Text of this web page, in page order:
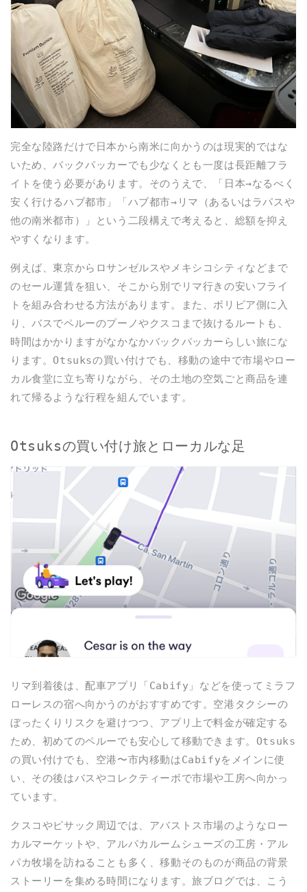
完全な陸路だけで日本から南米に向かうのは現実的ではな
いため、バックパッカーでも少なくとも一度は長距離フラ
イトを使う必要があります。そのうえで、「日本→なるべく
安く行けるハブ都市」「ハブ都市→リマ（あるいはラパスや
他の南米都市）」という二段構えで考えると、総額を抑え
やすくなります。
例えば、東京からロサンゼルスやメキシコシティなどまで
のセール運賃を狙い、そこから別でリマ行きの安いフライ
トを組み合わせる方法があります。また、ボリビア側に入
り、バスでペルーのプーノやクスコまで抜けるルートも、
時間はかかりますがなかなかバックパッカーらしい旅にな
ります。Otsuksの買い付けでも、移動の途中で市場やロー
カル食堂に立ち寄りながら、その土地の空気ごと商品を連
れて帰るような行程を組んでいます。
Otsuksの買い付け旅とローカルな足
リマ到着後は、配車アプリ「Cabify」などを使ってミラフ
ローレスの宿へ向かうのがおすすめです。空港タクシーの
ぼったくりリスクを避けつつ、アプリ上で料金が確定する
ため、初めてのペルーでも安心して移動できます。Otsuks
の買い付けでも、空港〜市内移動はCabifyをメインに使
い、その後はバスやコレクティーボで市場や工房へ向かっ
ています。
クスコやピサック周辺では、アバストス市場のようなロー
カルマーケットや、アルパカルームシューズの工房・アル
パカ牧場を訪ねることも多く、移動そのものが商品の背景
ストーリーを集める時間になります。旅ブログでは、こう